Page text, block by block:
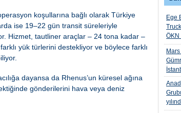
Ege
ÖKN
koşullarına bağlı olarak Türkiye
ise 19–22 gün transit süreleriyle
Hizmet, tautliner araçlar – 24 tona kadar –
yük türlerini destekliyor ve böylece farklı
dayansa da Rhenus’un küresel ağına
gönderilerini hava veya deniz